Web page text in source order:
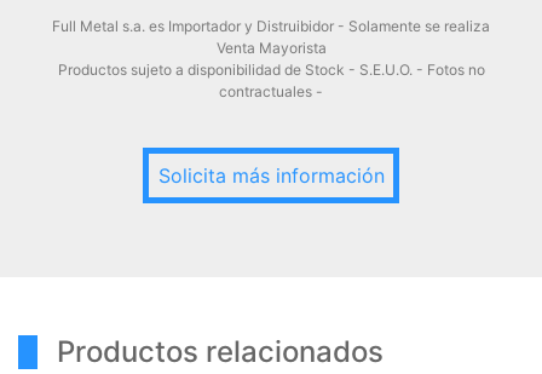
Full Metal s.a. es Importador y Distruibidor - Solamente se realiza
Venta Mayorista
Productos sujeto a disponibilidad de Stock - S.E.U.O. - Fotos no
contractuales -
Solicita más información
Productos relacionados